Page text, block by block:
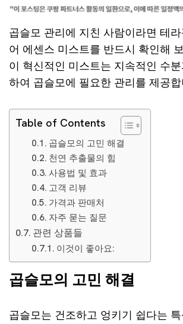
곱슬모 관리에 지친 사람이라면 테
어 에센스 미스트를 반드시 확인해
이 혁신적인 미스트는 지속적인 수
하여 곱슬모에 필요한 관리를 제공합
Table of Contents
곱슬모의 고민 해결
천연 추출물의 힘
사용법 및 효과
고객 리뷰
가격과 판매처
자주 묻는 질문
관련 상품들
이것이 좋아요:
곱슬모의 고민 해결
곱슬모는 건조하고 엉키기 쉽다는